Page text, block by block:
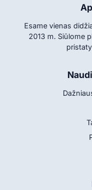
Esame vienas
2013 m. Siūlome